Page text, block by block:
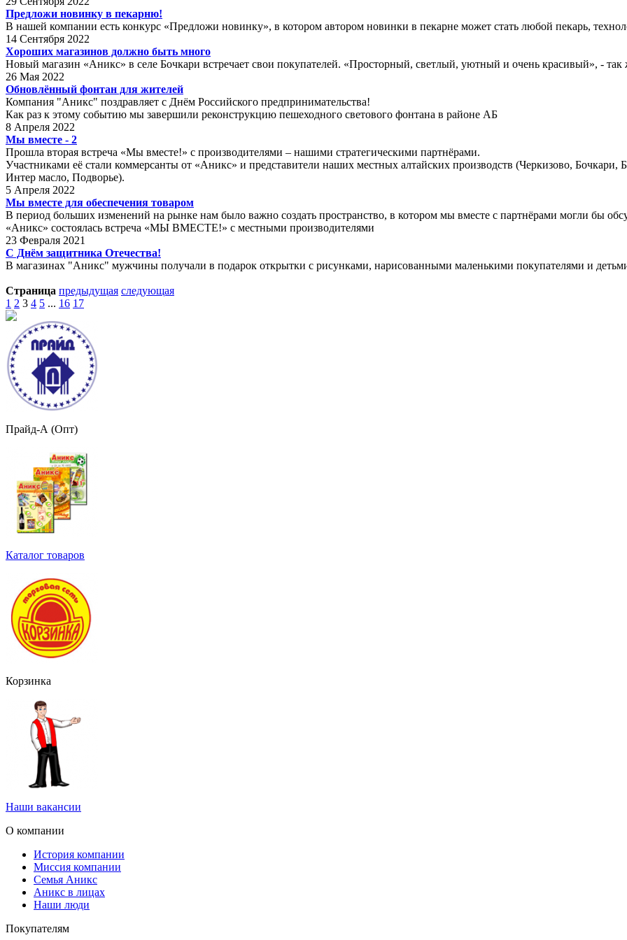
Предложи новинку в пекарню!
В нашей компании есть конкурс «Предложи новинку», в котором автором новинки в пекарне может стать любой пекарь,
14 Сентября 2022
Хороших магазинов должно быть много
Новый магазин «Аникс» в селе Бочкари встречает свои покупателей. «Просторный, светлый, уютный и очень красивый», - так
26 Мая 2022
Обновлённый фонтан для жителей
Компания "Аникс" поздравляет с Днём Российского предпринимательства!
Как раз к этому событию мы завершили реконструкцию пешеходного светового фонтана в районе АБ
8 Апреля 2022
Мы вместе - 2
Прошла вторая встреча «Мы вместе!» с производителями – нашими стратегическими партнёрами.
Участниками её стали коммерсанты от «Аникс» и представители наших местных алтайских производств (Черкизово,
Интер масло, Подворье).
5 Апреля 2022
Мы вместе для обеспечения товаром
В период больших изменений на рынке нам было важно создать пространство, в котором мы вместе с партнёрами могли бы
«Аникс» состоялась встреча «МЫ ВМЕСТЕ!» с местными производителями
23 Февраля 2021
С Днём защитника Отечества!
В магазинах "Аникс" мужчины получали в подарок открытки с рисунками, нарисованными маленькими покупателями и
Страница предыдущая следующая
1 2 3 4 5 ... 16 17
Прайд-А (Опт)
Каталог товаров
Корзинка
Наши вакансии
О компании
История компании
Миссия компании
Семья Аникс
Аникс в лицах
Наши люди
Покупателям